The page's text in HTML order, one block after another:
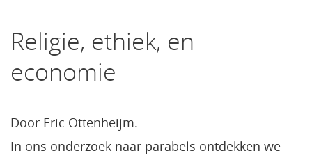
Religie, ethiek, en
economie
Door Eric Ottenheijm.
In ons onderzoek naar parabels ontdekken we